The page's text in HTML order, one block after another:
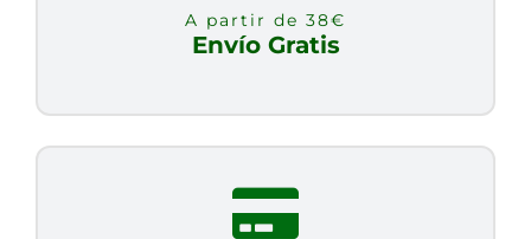
A partir de 38€
Envío Gratis